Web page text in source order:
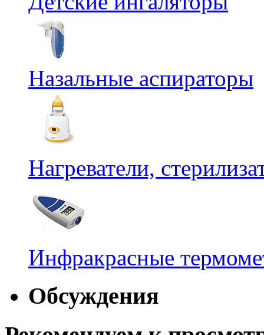
Назальные аспираторы
Нагреватели,
Инфракрасные
Обсуждения